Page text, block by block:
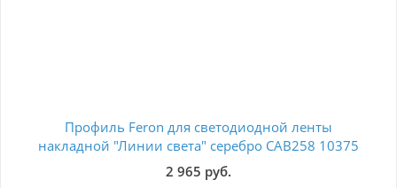
Профиль Feron для светодиодной ленты
накладной "Линии света" серебро CAB258 10375
2 965 руб.